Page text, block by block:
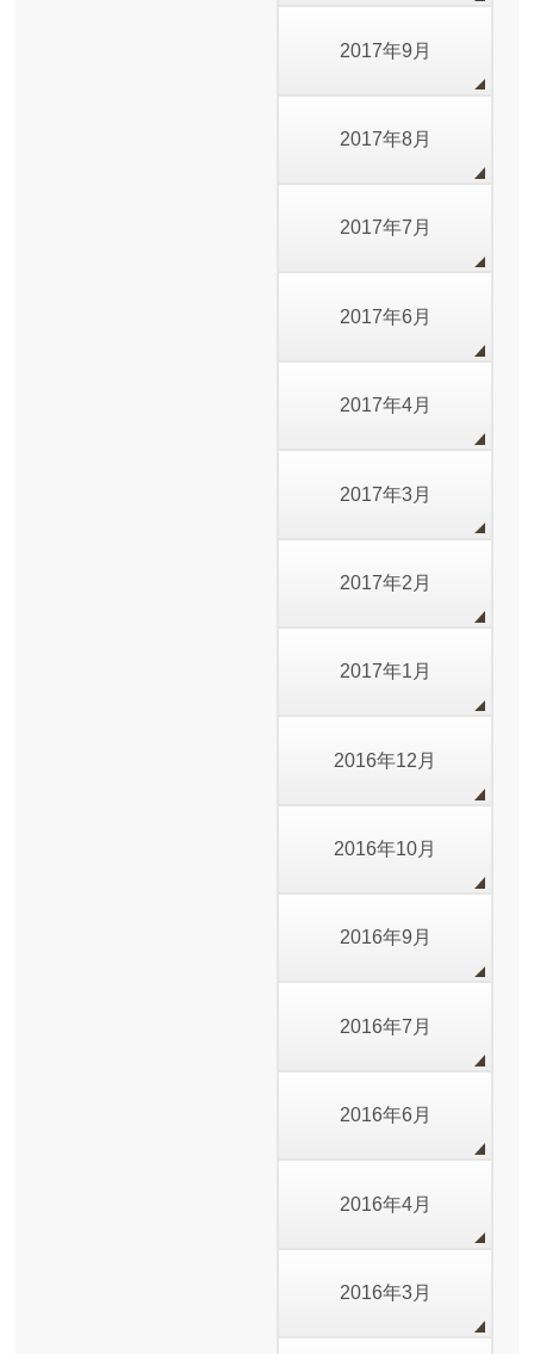
2017年9月
2017年8月
2017年7月
2017年6月
2017年4月
2017年3月
2017年2月
2017年1月
2016年12月
2016年10月
2016年9月
2016年7月
2016年6月
2016年4月
2016年3月